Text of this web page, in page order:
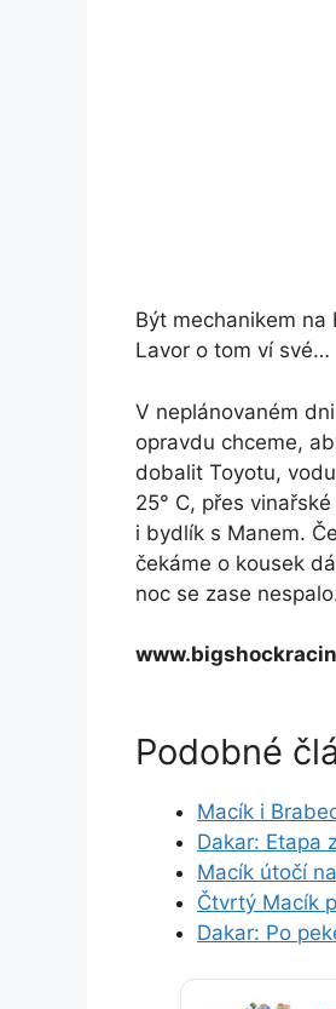
Být mechanikem
Lavor o tom ví své…
V neplánovaném
opravdu chceme,
dobalit Toyotu,
25° C, přes
i bydlík s Manem.
čekáme o kousek
noc se zase
Podobné
Macík i
Dakar: Etapa
Macík útočí
Čtvrtý Macík
Dakar: Po